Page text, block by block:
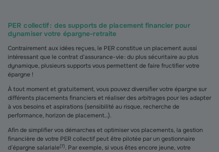
PER collectif : des supports de placement financier pour
dynamiser votre épargne-retraite
Contrairement aux idées reçues, le PER constitue un placement aussi
intéressant que le contrat d’assurance-vie : du plus sécuritaire au plus
dynamique, plusieurs supports vous permettent de faire fructifier votre
épargne !
À tout moment et gratuitement, vous pouvez diversifier votre épargne sur
différents placements financiers et réaliser des arbitrages pour les adapter
à vos besoins et aspirations (sensibilité au risque, recherche de
performance, horizon de placement…).
Afin de simplifier vos démarches et optimiser vos placements, la gestion
financière de votre PER collectif peut être pilotée par un gestionnaire
d’épargne salariale(7). Par exemple, si vous êtes encore jeune, votre